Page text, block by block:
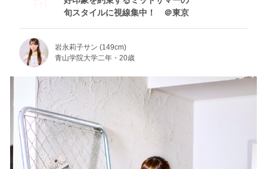
Fri
旬スタイルに視線集中！ ＠東京
岩永莉子サン (149cm)
青山学院大学二年・20歳